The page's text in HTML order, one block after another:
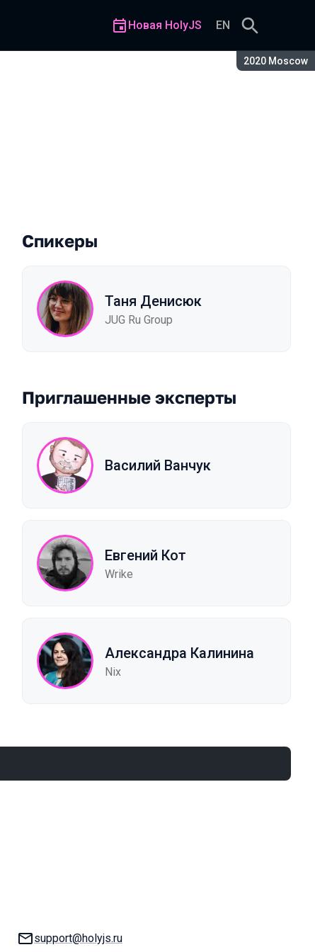
Сезон:
2020 Moscow
Новая HolyJS EN
Спикеры
Таня Денисюк
JUG Ru Group
Приглашенные эксперты
Василий Ванчук
Евгений Кот
Wrike
Александра Калинина
Nix
E-mail:
support@holyjs.ru